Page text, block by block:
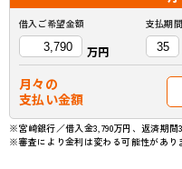
借入ご希望金額
万円
支払期間
月々の
支払い金額
※宮崎銀行／借入金3,790万円、返済期間
※審査により金利は変わる可能性があり